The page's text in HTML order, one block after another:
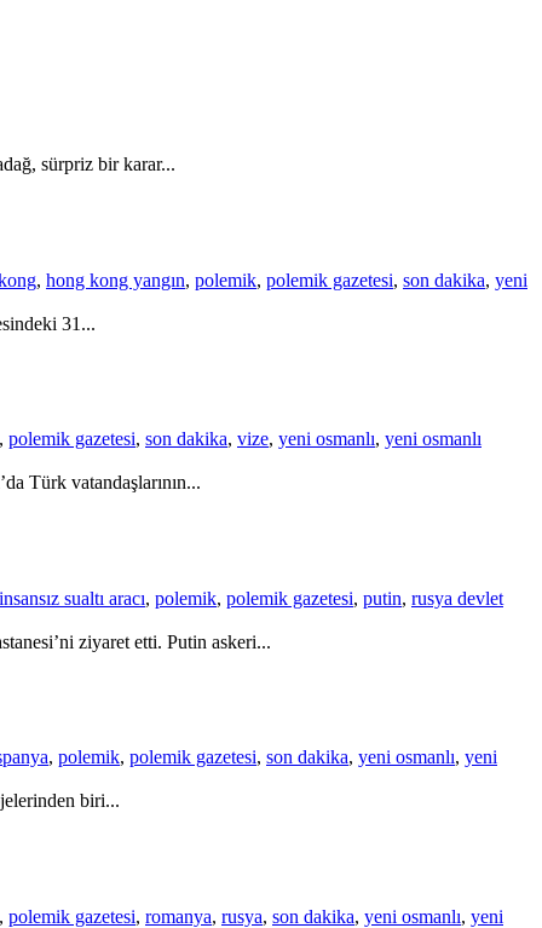
sürpriz bir karar...
, hong kong yangın, polemik, polemik gazetesi, son dakika, yeni
31...
, polemik gazetesi, son dakika, vize, yeni osmanlı, yeni osmanlı
Türk vatandaşlarının...
sualtı aracı, polemik, polemik gazetesi, putin, rusya devlet
ziyaret etti. Putin askeri...
, polemik, polemik gazetesi, son dakika, yeni osmanlı, yeni
biri...
, polemik gazetesi, romanya, rusya, son dakika, yeni osmanlı, yeni